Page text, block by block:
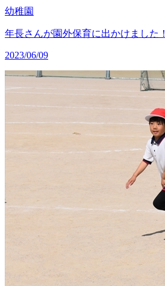
幼稚園
年長さんが園外保育に出かけました！
2023/06/09